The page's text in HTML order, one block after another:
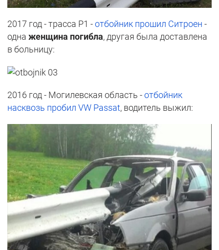
2017 год - трасса Р1 -отбойник прошил Ситроен -
одна женщина погибла, другая была доставлена
в больницу:
2016 год - Могилевская область -отбойник
насквозь пробил VW Passat, водитель выжил: